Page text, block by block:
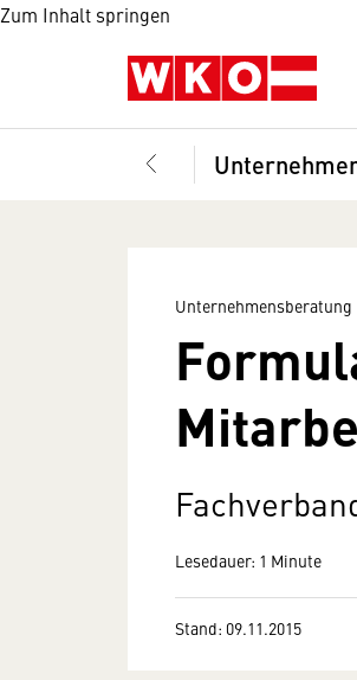
Zum Inhalt springen
Unternehmensberatung
Lesedauer: 1 Minute
Stand: 09.11.2015